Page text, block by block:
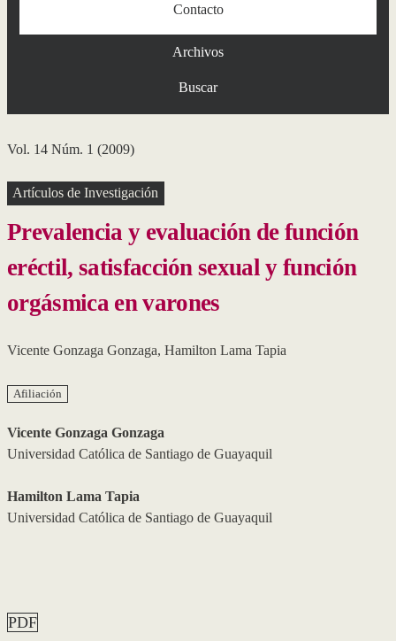
Contacto
Archivos
Buscar
Vol. 14 Núm. 1 (2009)
Artículos de Investigación
Prevalencia y evaluación de función
eréctil, satisfacción sexual y función
orgásmica en varones
Vicente Gonzaga Gonzaga, Hamilton Lama Tapia
Afiliación
Vicente Gonzaga Gonzaga
Universidad Católica de Santiago de Guayaquil
Hamilton Lama Tapia
Universidad Católica de Santiago de Guayaquil
PDF